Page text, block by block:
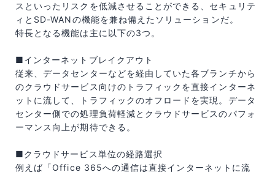
スといったリスクを低減させることができる、セキュリテ
ィとSD-WANの機能を兼ね備えたソリューションだ。
特長となる機能は主に以下の3つ。
■インターネットブレイクアウト
従来、データセンターなどを経由していた各ブランチから
のクラウドサービス向けのトラフィックを直接インターネ
ットに流して、トラフィックのオフロードを実現。データ
センター側での処理負荷軽減とクラウドサービスのパフォ
ーマンス向上が期待できる。
■クラウドサービス単位の経路選択
例えば「Office 365への通信は直接インターネットに流